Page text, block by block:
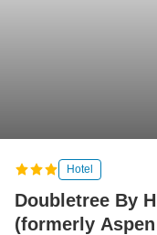
Hotel
Doubletree By
(formerly